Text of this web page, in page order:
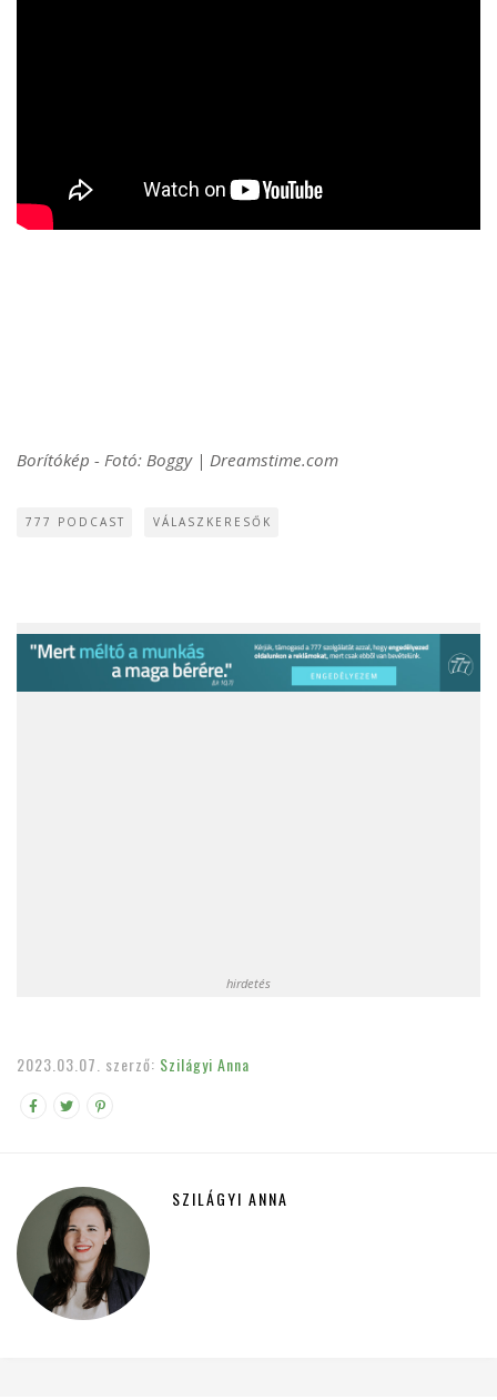
Borítókép - Fotó: Boggy | Dreamstime.com
777 PODCAST VÁLASZKERESŐK
hirdetés
2023.03.07. szerző: Szilágyi Anna
SZILÁGYI ANNA